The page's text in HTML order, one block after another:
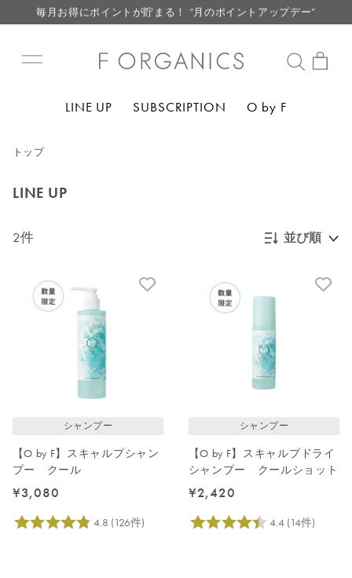
毎月お得にポイントが貯まる！ “月のポイントアップデー”
【重要】F ORGANICS Websiteの統合に関するお知らせ
毎月お得にポイントが貯まる！ “月のポイントアップデー”
LINE UP SUBSCRIPTION O by F
トップ
LINE UP
2件 並び順
発売日順
価格が安い
レビューが多い順
シャンプー
【O by F】スキャルプシャン
プー クール
¥3,080
シャンプー
【O by F】スキャルプドライ
シャンプー クールショット
¥2,420